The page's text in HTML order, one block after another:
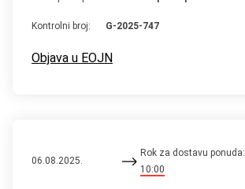
Kontrolni broj: G-2025-747
Objava u EOJN
06.08.2025.
Rok za dostavu ponuda:
10:00